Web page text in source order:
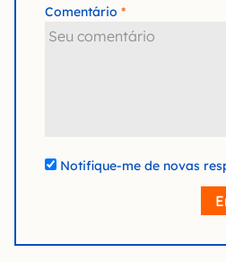
Comentário
Notifique-me de novas